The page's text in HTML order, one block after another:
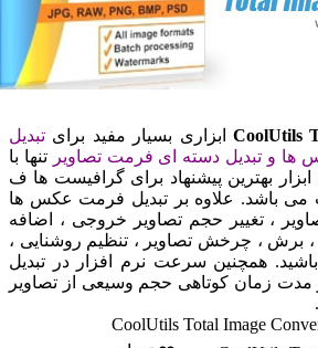
ابزاری بسیار مفید برای تبدیل
دسته ای فرمت تصاویرتنها با
پیشنهاد برای گرافیست ها ف
علاوه بر تبدیل فرمت عکس ها
تغییر حجم تصاویر خروجی ، اضافه
، چرخش تصاویر ، تنظیم روشنایی ،
سرعت نرم افزار در تبدیل
زمان کوتاهی حجم وسیعی از تصاویر